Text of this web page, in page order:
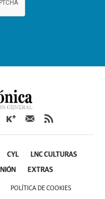
CYL LNC CULTURAS
EXTRAS
POLÍTICA DE COOKIES